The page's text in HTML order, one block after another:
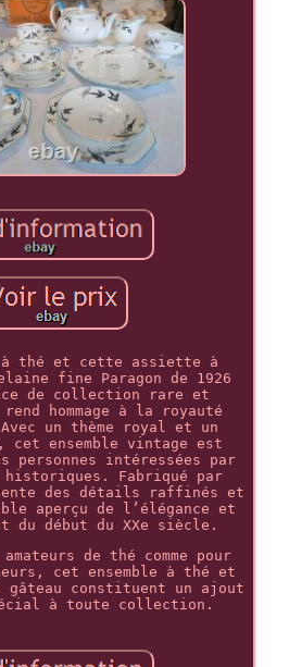
à thé et cette assiette à
fine Paragon de 1926
de collection rare et
hommage à la royauté
un thème royal et un
cet ensemble vintage est
personnes intéressées par
historiques. Fabriqué par
des détails raffinés et
aperçu de l’élégance et
du début du XXe siècle.
de thé comme pour
cet ensemble à thé et
constituent un ajout
à toute collection.